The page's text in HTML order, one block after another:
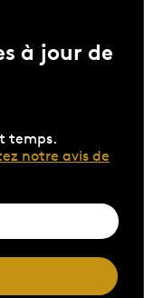
à jour de
temps.
notre avis de